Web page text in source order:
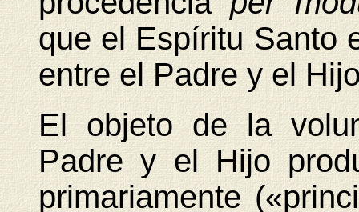
que el Espíritu Santo
entre el Padre y el
El objeto de la
Padre y el Hijo
primariamente